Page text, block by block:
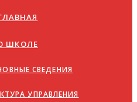
ШКОЛЕ
СВЕДЕНИЯ
УПРАВЛЕНИЯ